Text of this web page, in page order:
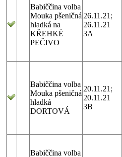
Babiččina volba
Mouka pšeničná
hladká na
KŘEHKÉ
PEČIVO
26.11.21;
26.11.21
3A
Babiččina volba
Mouka pšeničná
hladká
DORTOVÁ
20.11.21;
20.11.21
3B
Babiččina volba